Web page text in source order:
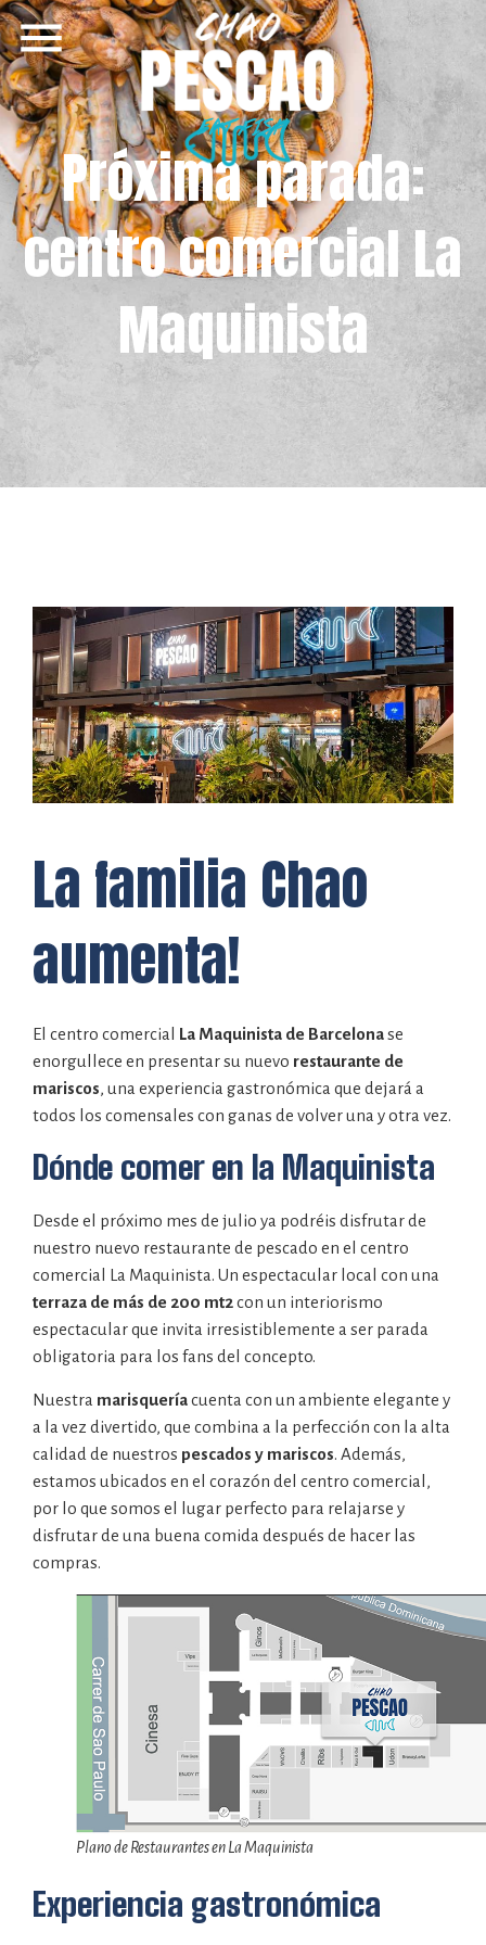
EAT FISH
Próxima parada:
centro comercial La
Maquinista
La familia Chao
aumenta!
El centro comercial La Maquinista de Barcelonase
enorgullece en presentar su nuevo restaurante de
mariscos, una experiencia gastronómica que dejará a
todos los comensales con ganas de volver una y otra vez.
Dónde comer en la Maquinista
Desde el próximo mes de julio ya podréis disfrutar de
nuestro nuevo restaurante de pescado en el centro
comercial La Maquinista. Un espectacular local con una
terraza de más de 200 mt2con un interiorismo
espectacular que invita irresistiblemente a ser parada
obligatoria para los fans del concepto.
Nuestra marisqueríacuenta con un ambiente elegante y
a la vez divertido, que combina a la perfección con la alta
calidad de nuestros pescados y mariscos. Además,
estamos ubicados en el corazón del centro comercial,
por lo que somos el lugar perfecto para relajarse y
disfrutar de una buena comida después de hacer las
compras.
Plano de Restaurantes en La Maquinista
Experiencia gastronómica